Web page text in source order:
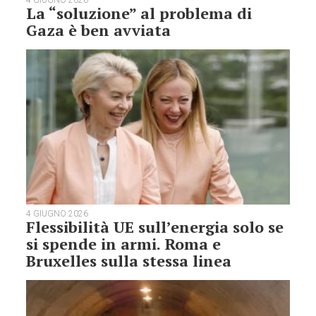
La “soluzione” al problema di
Gaza è ben avviata
4 GIUGNO 2026
Flessibilità UE sull’energia solo se
si spende in armi. Roma e
Bruxelles sulla stessa linea